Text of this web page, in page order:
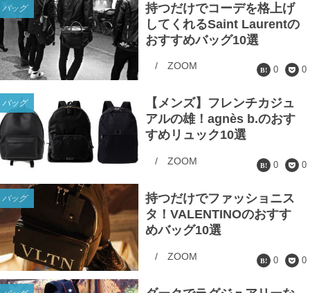
バッグ
持つだけでコーデを格上げ
してくれるSaint Laurentの
おすすめバッグ10選
/ ZOOM 0 0
バッグ
【メンズ】フレンチカジュ
アルの雄！agnès b.のおす
すめリュック10選
/ ZOOM 0 0
バッグ
持つだけでファッショニス
タ！VALENTINOのおすす
めバッグ10選
/ ZOOM 0 0